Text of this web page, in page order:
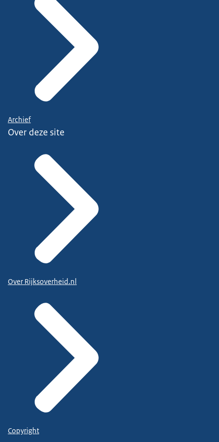
Archief
Over deze site
Over Rijksoverheid.nl
Copyright